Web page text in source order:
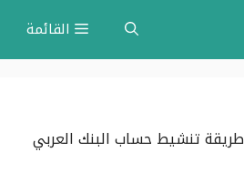
القائمة
طريقة تنشيط حساب البنك العربي